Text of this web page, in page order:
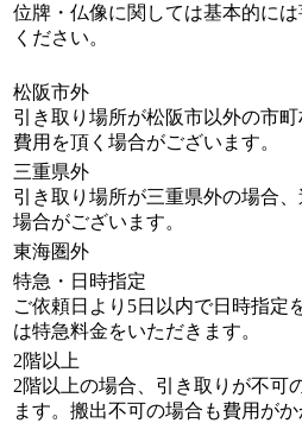
位牌・仏像に関しては基本的に
ください。
松阪市外
引き取り場所が松阪市以外の市
費用を頂く場合がございます。
三重県外
引き取り場所が三重県外の場合、
場合がございます。
東海圏外
特急・日時指定
ご依頼日より5日以内で日時指定
は特急料金をいただきます。
2階以上
2階以上の場合、引き取りが不可
ます。搬出不可の場合も費用が